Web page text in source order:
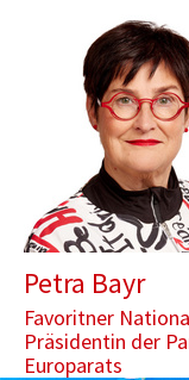
Aktuelle Seite: Bayr:
Petra Bayr
Favoritner
Präsidentin der
Europarats